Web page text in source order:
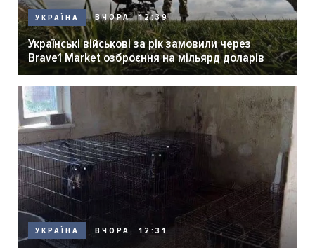
УКРАЇНА ВЧОРА, 12:39
Українські військові за рік замовили через
Brave1 Market озброєння на мільярд доларів
УКРАЇНА ВЧОРА, 12:31